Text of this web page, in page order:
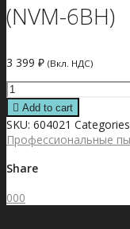
(NVM-6BH)
3 399 ₽ (Вкл. НДС)
Открытые
мештки
для
сбора
пыли
Hepaflo
10
штук
Add to cart
SKU: 604021
Профессиональные
Share
000